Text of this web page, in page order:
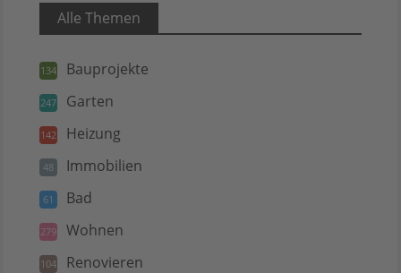
Alle Themen
134 Bauprojekte
247 Garten
142 Heizung
48 Immobilien
61 Bad
279 Wohnen
104 Renovieren